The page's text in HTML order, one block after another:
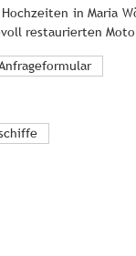
in Maria
restaurierten